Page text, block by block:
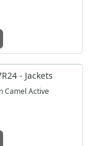
- Jackets
Camel Active